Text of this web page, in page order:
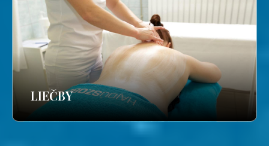
LIEČBY